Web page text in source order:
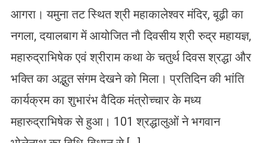
आगरा। यमुना तट स्थित श्री महाकालेश्वर मंदिर, बूढ़ी का
नगला, दयालबाग में आयोजित नौ दिवसीय श्री रुद्र महायज्ञ,
महारुद्राभिषेक एवं श्रीराम कथा के चतुर्थ दिवस श्रद्धा और
भक्ति का अद्भुत संगम देखने को मिला। प्रतिदिन की भांति
कार्यक्रम का शुभारंभ वैदिक मंत्रोच्चार के मध्य
महारुद्राभिषेक से हुआ। 101 श्रद्धालुओं ने भगवान